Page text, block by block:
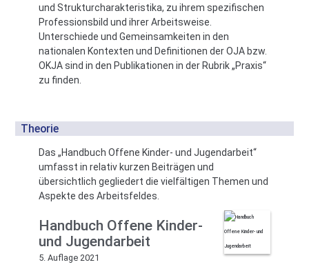
und Strukturcharakteristika, zu ihrem spezifischen
Professionsbild und ihrer Arbeitsweise.
Unterschiede und Gemeinsamkeiten in den
nationalen Kontexten und Definitionen der OJA bzw.
OKJA sind in den Publikationen in der Rubrik „Praxis“
zu finden.
Theorie
Das „Handbuch Offene Kinder- und Jugendarbeit“
umfasst in relativ kurzen Beiträgen und
übersichtlich gegliedert die vielfältigen Themen und
Aspekte des Arbeitsfeldes.
Handbuch Offene Kinder-
und Jugendarbeit
5. Auflage 2021